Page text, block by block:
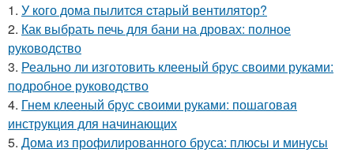
1. У кого дома пылитcя cтарый вентилятор?
2. Как выбрать печь для бани на дровах: полное
руководство
3. Реально ли изготовить клееный брус своими руками:
подробное руководство
4. Гнем клееный брус своими руками: пошаговая
инструкция для начинающих
5. Дома из профилированного бруса: плюсы и минусы